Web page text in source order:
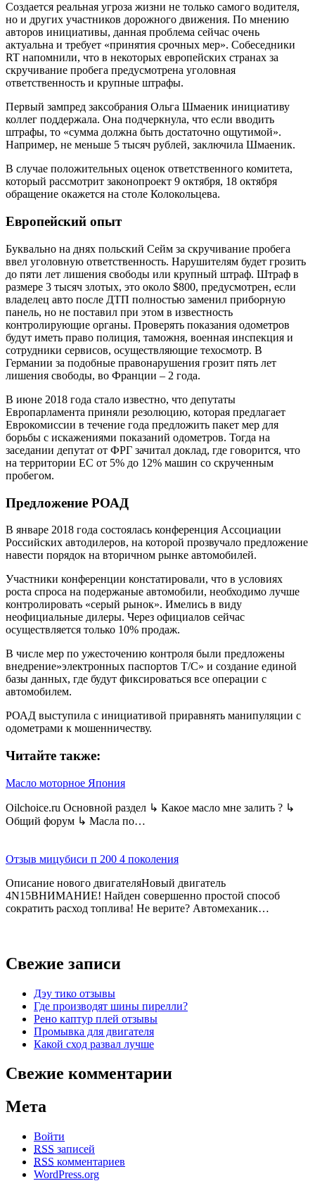
Создается реальная угроза жизни не только самого водителя,
но и других участников дорожного движения. По мнению
авторов инициативы, данная проблема сейчас очень
актуальна и требует «принятия срочных мер». Собеседники
RT напомнили, что в некоторых европейских странах за
скручивание пробега предусмотрена уголовная
ответственность и крупные штрафы.
Первый зампред заксобрания Ольга Шмаеник инициативу
коллег поддержала. Она подчеркнула, что если вводить
штрафы, то «сумма должна быть достаточно ощутимой».
Например, не меньше 5 тысяч рублей, заключила Шмаеник.
В случае положительных оценок ответственного комитета,
который рассмотрит законопроект 9 октября, 18 октября
обращение окажется на столе Колокольцева.
Европейский опыт
Буквально на днях польский Сейм за скручивание пробега
ввел уголовную ответственность. Нарушителям будет грозить
до пяти лет лишения свободы или крупный штраф. Штраф в
размере 3 тысяч злотых, это около $800, предусмотрен, если
владелец авто после ДТП полностью заменил приборную
панель, но не поставил при этом в известность
контролирующие органы. Проверять показания одометров
будут иметь право полиция, таможня, военная инспекция и
сотрудники сервисов, осуществляющие техосмотр. В
Германии за подобные правонарушения грозит пять лет
лишения свободы, во Франции – 2 года.
В июне 2018 года стало известно, что депутаты
Европарламента приняли резолюцию, которая предлагает
Еврокомиссии в течение года предложить пакет мер для
борьбы с искажениями показаний одометров. Тогда на
заседании депутат от ФРГ зачитал доклад, где говорится, что
на территории ЕС от 5% до 12% машин со скрученным
пробегом.
Предложение РОАД
В январе 2018 года состоялась конференция Ассоциации
Российских автодилеров, на которой прозвучало предложение
навести порядок на вторичном рынке автомобилей.
Участники конференции констатировали, что в условиях
роста спроса на подержаные автомобили, необходимо лучше
контролировать «серый рынок». Имелись в виду
неофициальные дилеры. Через официалов сейчас
осуществляется только 10% продаж.
В числе мер по ужесточению контроля были предложены
внедрение»электронных паспортов Т/С» и создание единой
базы данных, где будут фиксироваться все операции с
автомобилем.
РОАД выступила с инициативой приравнять манипуляции с
одометрами к мошенничеству.
Читайте также:
Масло моторное Япония
Oilchoice.ru Основной раздел ↳ Какое масло мне залить ? ↳
Общий форум ↳ Масла по…
Отзыв мицубиси п 200 4 поколения
Описание нового двигателяНовый двигатель
4N15ВНИМАНИЕ! Найден совершенно простой способ
сократить расход топлива! Не верите? Автомеханик…
Свежие записи
Дэу тико отзывы
Где производят шины пирелли?
Рено каптур плей отзывы
Промывка для двигателя
Какой сход развал лучше
Свежие комментарии
Мета
Войти
RSS записей
RSS комментариев
WordPress.org